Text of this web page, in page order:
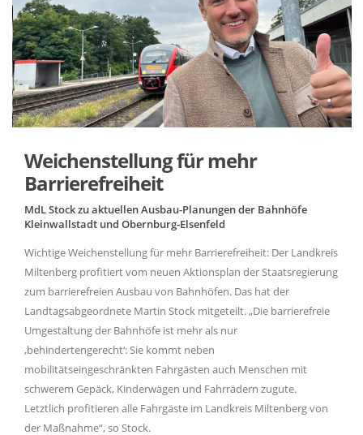
Weichenstellung für mehr
Barrierefreiheit
MdL Stock zu aktuellen Ausbau-Planungen der Bahnhöfe
Kleinwallstadt und Obernburg-Elsenfeld
Wichtige Weichenstellung für mehr Barrierefreiheit: Der Landkreis
Miltenberg profitiert vom neuen Aktionsplan der Staatsregierung
zum barrierefreien Ausbau von Bahnhöfen. Das hat der
Landtagsabgeordnete Martin Stock mitgeteilt. „Die barrierefreie
Umgestaltung der Bahnhöfe ist mehr als nur
behindertengerecht‘: Sie kommt neben
mobilitätseingeschränkten Fahrgästen auch Menschen mit
schwerem Gepäck, Kinderwägen und Fahrrädern zugute.
Letztlich profitieren alle Fahrgäste im Landkreis Miltenberg von
der Maßnahme“, so Stock.